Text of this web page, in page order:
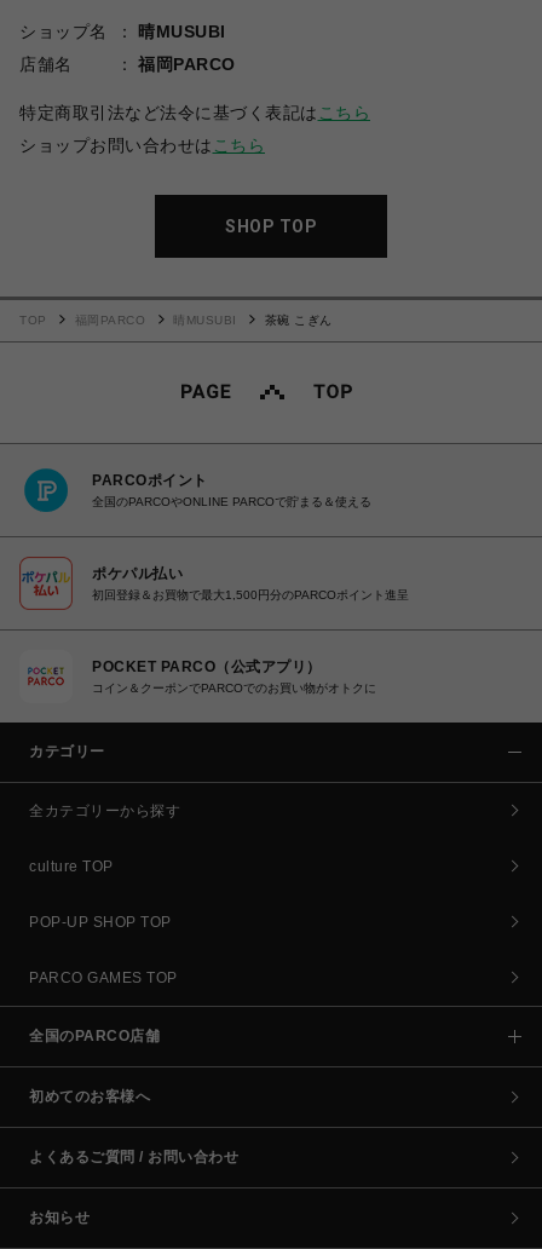
ショップ名
晴MUSUBI
店舗名
福岡PARCO
特定商取引法など法令に基づく表記は こちら
ショップお問い合わせは こちら
SHOP TOP
TOP 福岡PARCO 晴MUSUBI 茶碗 こぎん
PARCOポイント
全国のPARCOやONLINE PARCOで貯まる＆使える
ポケパル払い
初回登録＆お買物で最大1,500円分のPARCOポイント進呈
POCKET PARCO（公式アプリ）
コイン＆クーポンでPARCOでのお買い物がオトクに
カテゴリー
全カテゴリーから探す
culture TOP
POP-UP SHOP TOP
PARCO GAMES TOP
全国のPARCO店舗
初めてのお客様へ
よくあるご質問 / お問い合わせ
お知らせ